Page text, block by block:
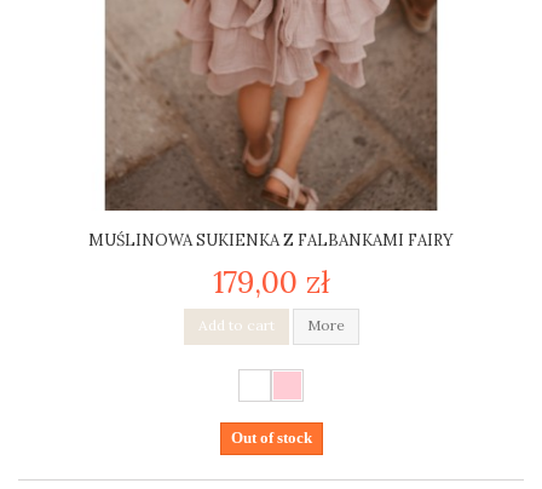
MUŚLINOWA SUKIENKA Z FALBANKAMI FAIRY
179,00 zł
Add to cart More
Out of stock